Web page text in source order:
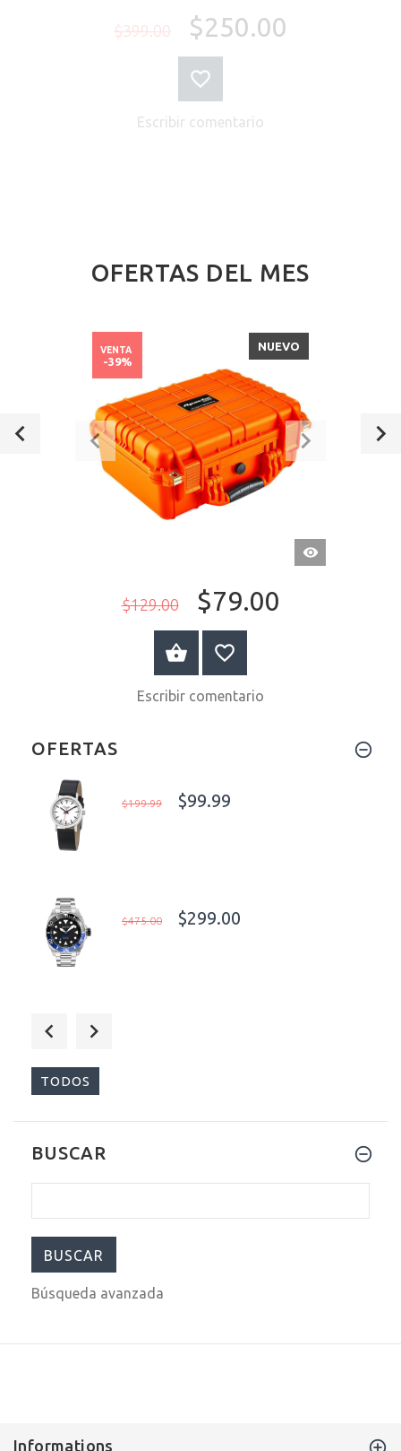
$399.00 $250.00
Escribir comentario
OFERTAS DEL MES
VISTA
RÁPIDA
NUEVO
$129.00 $79.00
VENTA
-39%
A LA CESTA
Escribir comentario
OFERTAS
$199.99 $99.99
$475.00 $299.00
TODOS
BUSCAR
Búsqueda avanzada
Informations